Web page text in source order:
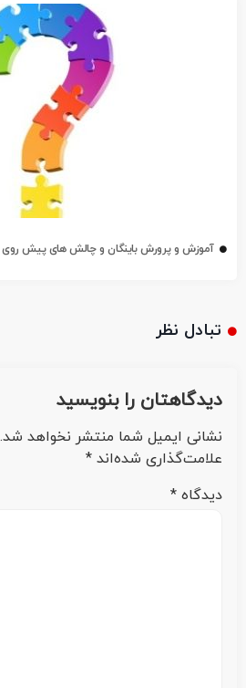
آموزش و پرورش باینگان و چالش های پیش
تبادل نظر
دیدگاهتان را بنویسید
نشانی ایمیل شما منتشر نخواهد شد.
علامت‌گذاری شده‌اند *
دیدگاه *